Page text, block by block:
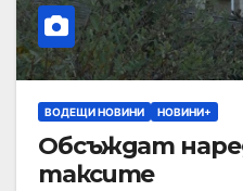
ВОДЕЩИ НОВИНИ НОВИНИ+
Обсъждат
таксите